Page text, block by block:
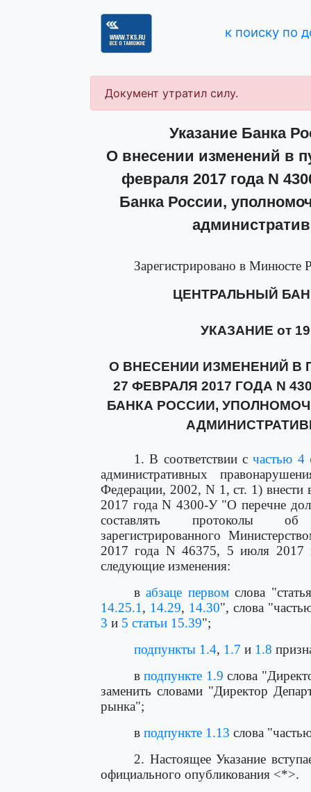
к поиску по
Документ утратил силу.
Указание Банка
О внесении изменений в
февраля 2017 года N
Банка России,
Зарегистрировано в Минюсте
ЦЕНТРАЛЬНЫЙ
УКАЗАНИЕ от 19
О ВНЕСЕНИИ ИЗМЕНЕНИЙ В
27 ФЕВРАЛЯ 2017 ГОДА N
БАНКА РОССИИ,
1. В соответствии счастью 4
административных
Федерации, 2002, N 1, ст. 1) внести
2017 года N 4300-У "О перечне
составлять протоколы об
зарегистрированного
2017 года N 46375, 5 июля 2017
следующие изменения:
вабзаце первомслова
14.25.1 , 14.29, 14.30", слова
3 и 5 статьи 15.39";
подпункты 1.4, 1.7 и 1.8
вподпункте 1.9 слова
заменить словами "Директор
рынка";
в подпункте 1.13 слова
2. Настоящее Указание
официального опубликования <*>.